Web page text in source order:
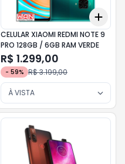
+10 Add
CELULAR XIAOMI REDMI NOTE 9
PRO 128GB / 6GB RAM VERDE
R$ 1.299,00
- 59% R$ 3.199,00
À VISTA